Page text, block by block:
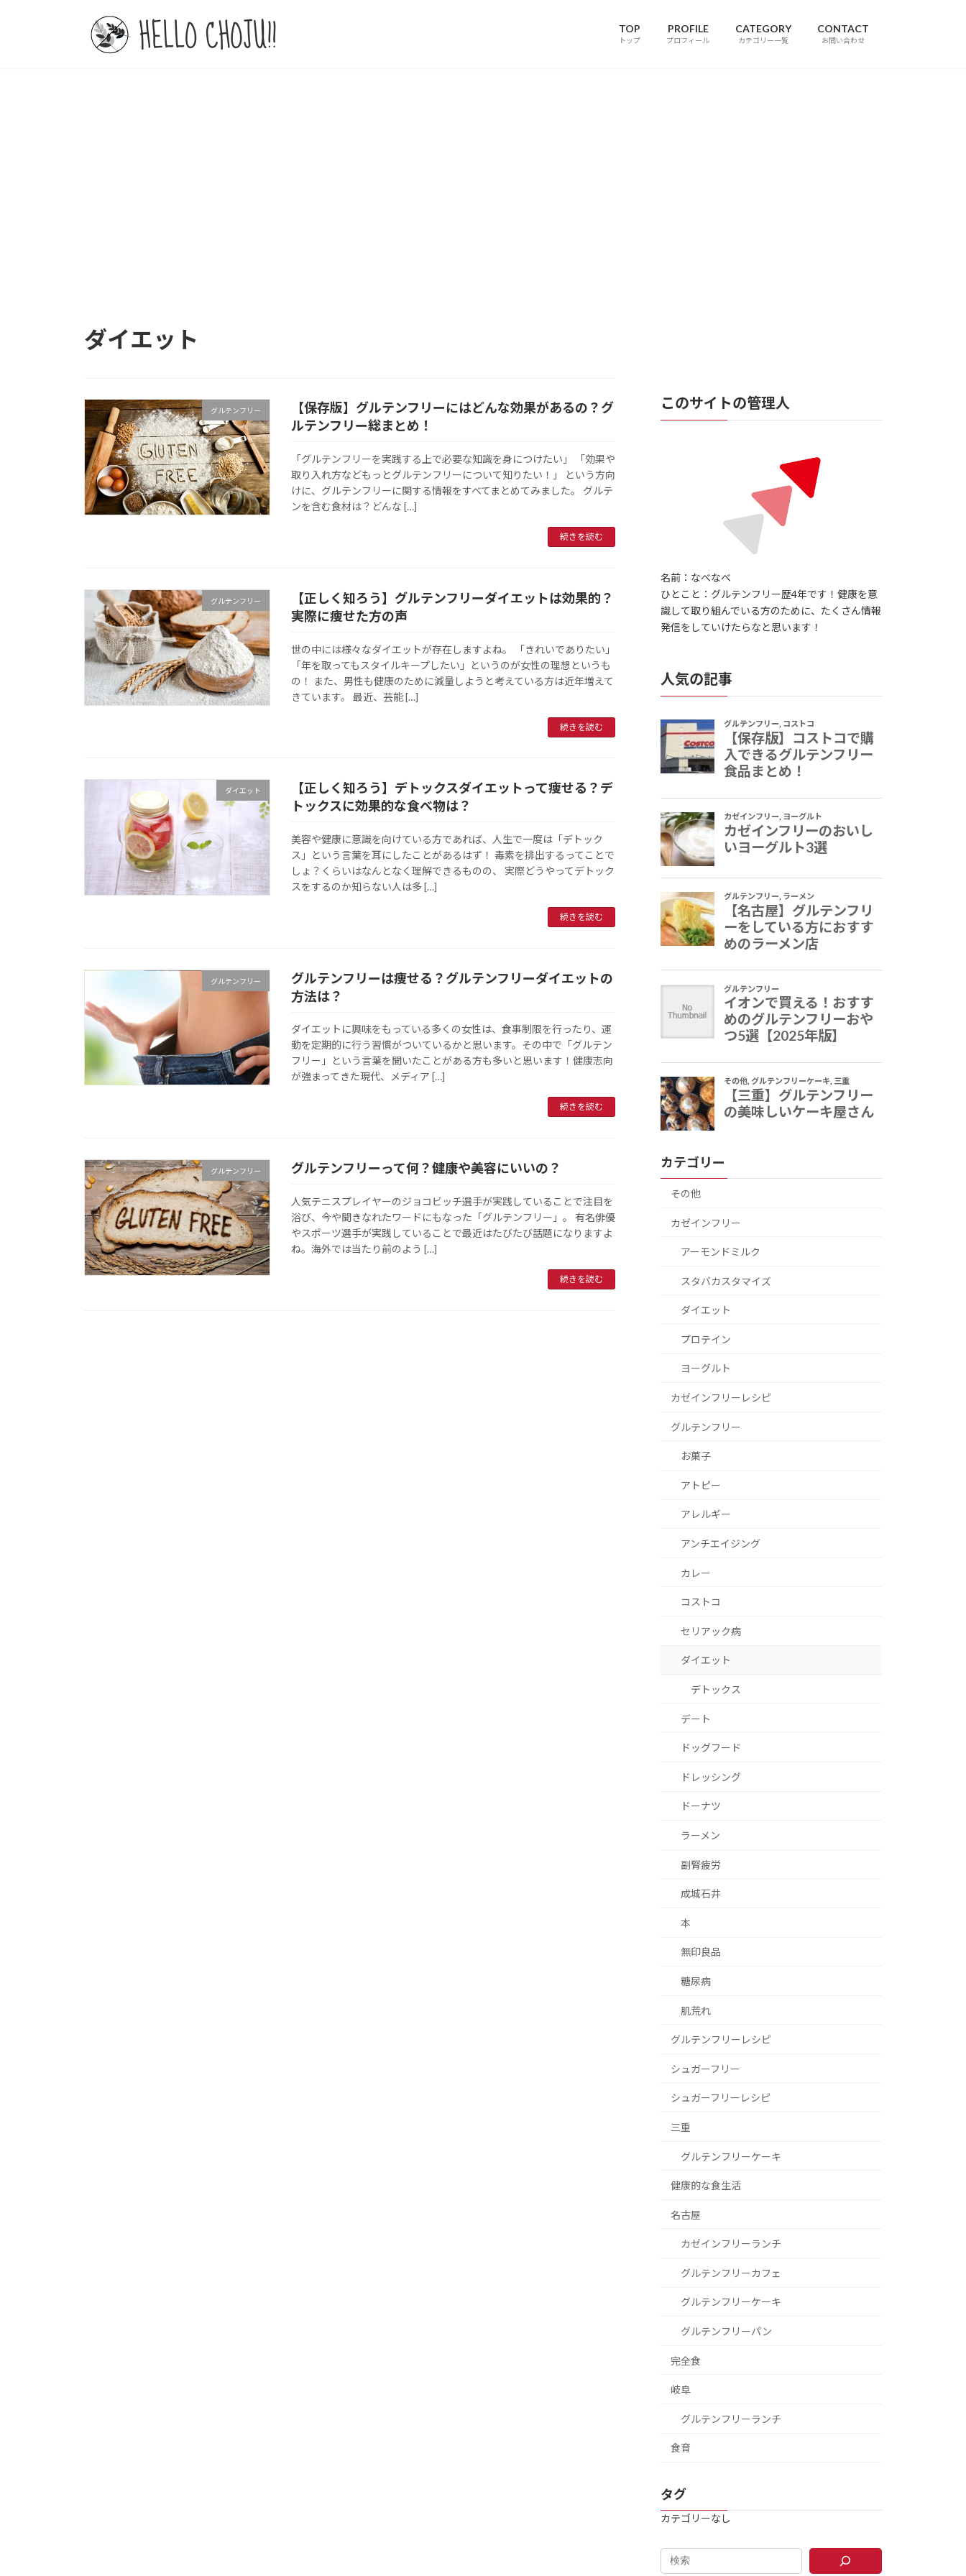
TOP
トップ
PROFILE
プロフィール
CATEGORY
カテゴリー一覧
CONTACT
お問い合わせ
ダイエット
グルテンフリー
【保存版】グルテンフリーにはどんな効果があるの？グ
ルテンフリー総まとめ！
「グルテンフリーを実践する上で必要な知識を身につけたい」 「効果や
取り入れ方などもっとグルテンフリーについて知りたい！」 という方向
けに、グルテンフリーに関する情報をすべてまとめてみました。 グルテ
ンを含む食材は？どんな […]
続きを読む
グルテンフリー
【正しく知ろう】グルテンフリーダイエットは効果的？
実際に痩せた方の声
世の中には様々なダイエットが存在しますよね。 「きれいでありたい」
「年を取ってもスタイルキープしたい」というのが女性の理想というも
の！ また、男性も健康のために減量しようと考えている方は近年増えて
きています。 最近、芸能 […]
続きを読む
ダイエット
【正しく知ろう】デトックスダイエットって痩せる？デ
トックスに効果的な食べ物は？
美容や健康に意識を向けている方であれば、人生で一度は「デトック
ス」という言葉を耳にしたことがあるはず！ 毒素を排出するってことで
しょ？くらいはなんとなく理解できるものの、 実際どうやってデトック
スをするのか知らない人は多 […]
続きを読む
グルテンフリー
グルテンフリーは痩せる？グルテンフリーダイエットの
方法は？
ダイエットに興味をもっている多くの女性は、食事制限を行ったり、運
動を定期的に行う習慣がついているかと思います。その中で「グルテン
フリー」という言葉を聞いたことがある方も多いと思います！健康志向
が強まってきた現代、メディア […]
続きを読む
グルテンフリー グルテンフリーって何？健康や美容にいいの？
人気テニスプレイヤーのジョコビッチ選手が実践していることで注目を
浴び、今や聞きなれたワードにもなった「グルテンフリー」。 有名俳優
やスポーツ選手が実践していることで最近はたびたび話題になりますよ
ね。海外では当たり前のよう […]
続きを読む
このサイトの管理人
名前：なべなべ
ひとこと：グルテンフリー歴4年です！健康を意
識して取り組んでいる方のために、たくさん情報
発信をしていけたらなと思います！
人気の記事
カテゴリー
その他
カゼインフリー
アーモンドミルク
スタバカスタマイズ
ダイエット
プロテイン
ヨーグルト
カゼインフリーレシピ
グルテンフリー
お菓子
アトピー
アレルギー
アンチエイジング
カレー
コストコ
セリアック病
ダイエット
デトックス
デート
ドッグフード
ドレッシング
ドーナツ
ラーメン
副腎疲労
成城石井
本
無印良品
糖尿病
肌荒れ
グルテンフリーレシピ
シュガーフリー
シュガーフリーレシピ
三重
グルテンフリーケーキ
健康的な食生活
名古屋
カゼインフリーランチ
グルテンフリーカフェ
グルテンフリーケーキ
グルテンフリーパン
完全食
岐阜
グルテンフリーランチ
食育
タグ
カテゴリーなし